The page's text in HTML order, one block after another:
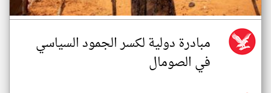
مبادرة دولية لكسر الجمود السياسي
في الصومال